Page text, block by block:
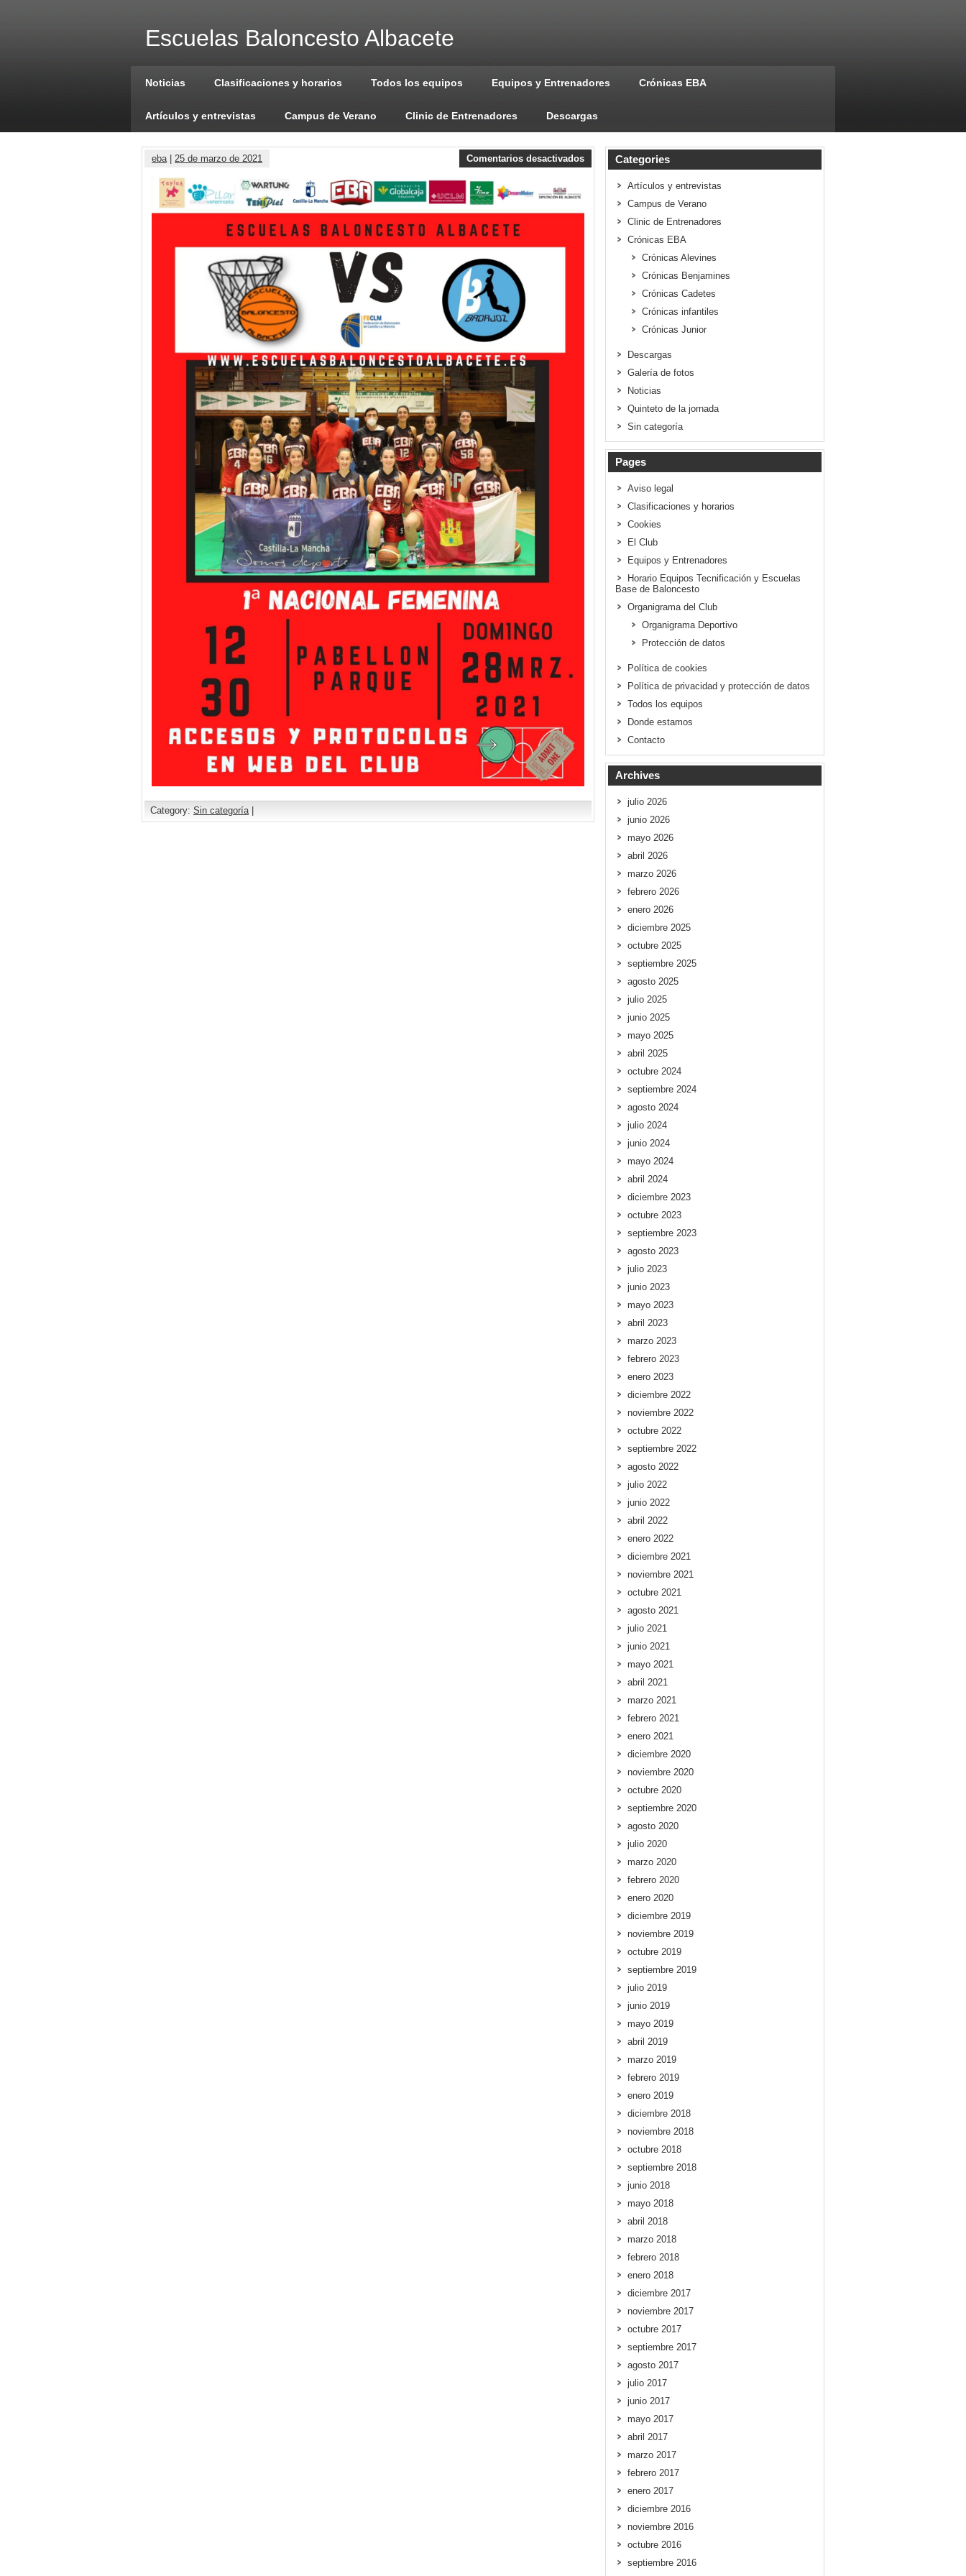
Escuelas Baloncesto Albacete
Noticias Clasificaciones y horarios Todos los equipos Equipos y Entrenadores Crónicas EBA
Artículos y entrevistas Campus de Verano Clinic de Entrenadores Descargas
eba| 25 de marzo de 2021 Comentarios desactivados
Category: Sin categoría|
Categories
Artículos y entrevistas
Campus de Verano
Clinic de Entrenadores
Crónicas EBA
Crónicas Alevines
Crónicas Benjamines
Crónicas Cadetes
Crónicas infantiles
Crónicas Junior
Descargas
Galería de fotos
Noticias
Quinteto de la jornada
Sin categoría
Pages
Aviso legal
Clasificaciones y horarios
Cookies
El Club
Equipos y Entrenadores
Horario Equipos Tecnificación y Escuelas
Base de Baloncesto
Organigrama del Club
Organigrama Deportivo
Protección de datos
Política de cookies
Política de privacidad y protección de datos
Todos los equipos
Donde estamos
Contacto
Archives
julio 2026
junio 2026
mayo 2026
abril 2026
marzo 2026
febrero 2026
enero 2026
diciembre 2025
octubre 2025
septiembre 2025
agosto 2025
julio 2025
junio 2025
mayo 2025
abril 2025
octubre 2024
septiembre 2024
agosto 2024
julio 2024
junio 2024
mayo 2024
abril 2024
diciembre 2023
octubre 2023
septiembre 2023
agosto 2023
julio 2023
junio 2023
mayo 2023
abril 2023
marzo 2023
febrero 2023
enero 2023
diciembre 2022
noviembre 2022
octubre 2022
septiembre 2022
agosto 2022
julio 2022
junio 2022
abril 2022
enero 2022
diciembre 2021
noviembre 2021
octubre 2021
agosto 2021
julio 2021
junio 2021
mayo 2021
abril 2021
marzo 2021
febrero 2021
enero 2021
diciembre 2020
noviembre 2020
octubre 2020
septiembre 2020
agosto 2020
julio 2020
marzo 2020
febrero 2020
enero 2020
diciembre 2019
noviembre 2019
octubre 2019
septiembre 2019
julio 2019
junio 2019
mayo 2019
abril 2019
marzo 2019
febrero 2019
enero 2019
diciembre 2018
noviembre 2018
octubre 2018
septiembre 2018
junio 2018
mayo 2018
abril 2018
marzo 2018
febrero 2018
enero 2018
diciembre 2017
noviembre 2017
octubre 2017
septiembre 2017
agosto 2017
julio 2017
junio 2017
mayo 2017
abril 2017
marzo 2017
febrero 2017
enero 2017
diciembre 2016
noviembre 2016
octubre 2016
septiembre 2016